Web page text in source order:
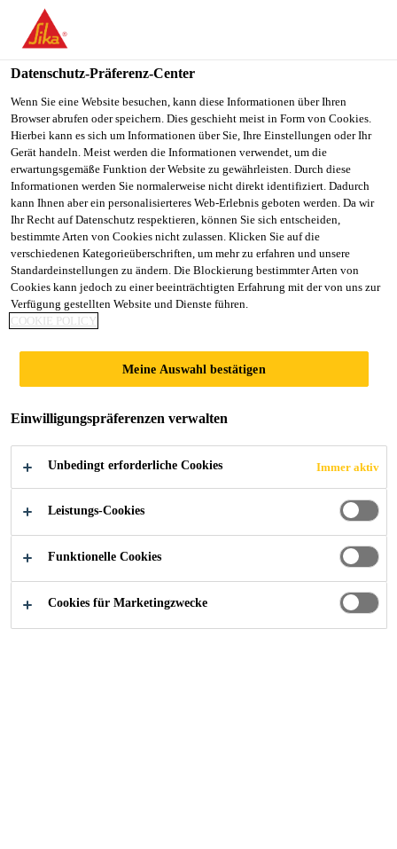
You are accessing "Sika Österreich", it seems you are accessing it
from "Vereinigte Staaten". We have a dedicated website for your
country.
TO
SIKA
USA
STAY ON THE SIKA
ÖSTERREICH WEBSITE
SELECT A
COUNTRY
Sika Österreich
TRITTSCHALL- /
ENTKOPPELUNGS
MATTEN
Datenschutz-Präferenz-Center
Wenn Sie eine Website besuchen, kann diese Informationen über Ihren
Browser abrufen oder speichern. Dies geschieht meist in Form von Cookies.
Hierbei kann es sich um Informationen über Sie, Ihre Einstellungen oder Ihr
Gerät handeln. Meist werden die Informationen verwendet, um die
erwartungsgemäße Funktion der Website zu gewährleisten. Durch diese
Informationen werden Sie normalerweise nicht direkt identifiziert. Dadurch
kann Ihnen aber ein personalisierteres Web-Erlebnis geboten werden. Da wir
Ihr Recht auf Datenschutz respektieren, können Sie sich entscheiden,
bestimmte Arten von Cookies nicht zulassen. Klicken Sie auf die
verschiedenen Kategorieüberschriften, um mehr zu erfahren und unsere
Standardeinstellungen zu ändern. Die Blockierung bestimmter Arten von
Cookies kann jedoch zu einer beeinträchtigten Erfahrung mit der von uns zur
Verfügung gestellten Website und Dienste führen.
COOKIE POLICY
Meine Auswahl bestätigen
Einwilligungspräferenzen verwalten
Unbedingt erforderliche Cookies Immer aktiv
Leistungs-Cookies
Funktionelle Cookies
Cookies für Marketingzwecke